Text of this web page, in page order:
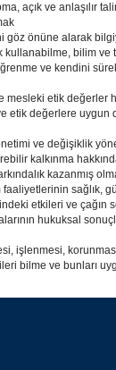
açık ve anlaşılır
göz önüne alarak
kullanabilme, bilim
ve kendini
mesleki etik değerler
etik değerlere uygun
ve değişiklik
kalkınma
kazanmış
sağlık,
etkileri ve çağın
hukuksal
işlenmesi,
bilme ve bunları